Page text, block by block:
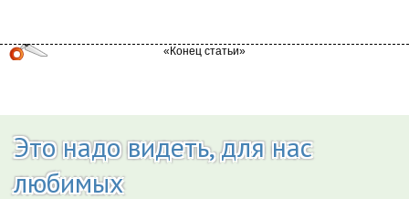
Это надо видеть, для нас
любимых